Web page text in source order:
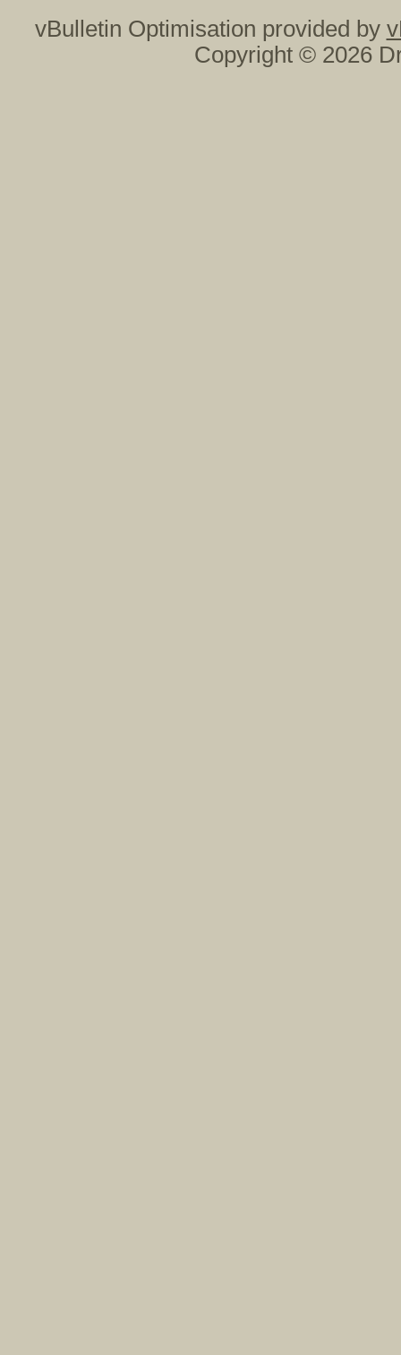
vBulletin Optimisation provided by
Copyright © 2026